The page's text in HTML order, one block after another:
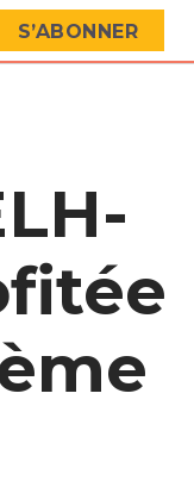
S’ABONNER